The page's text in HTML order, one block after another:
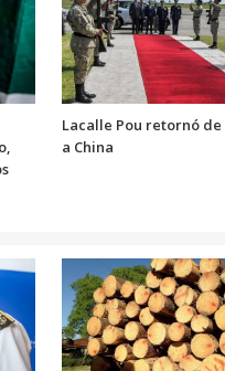
Lacalle Pou retornó de
a China